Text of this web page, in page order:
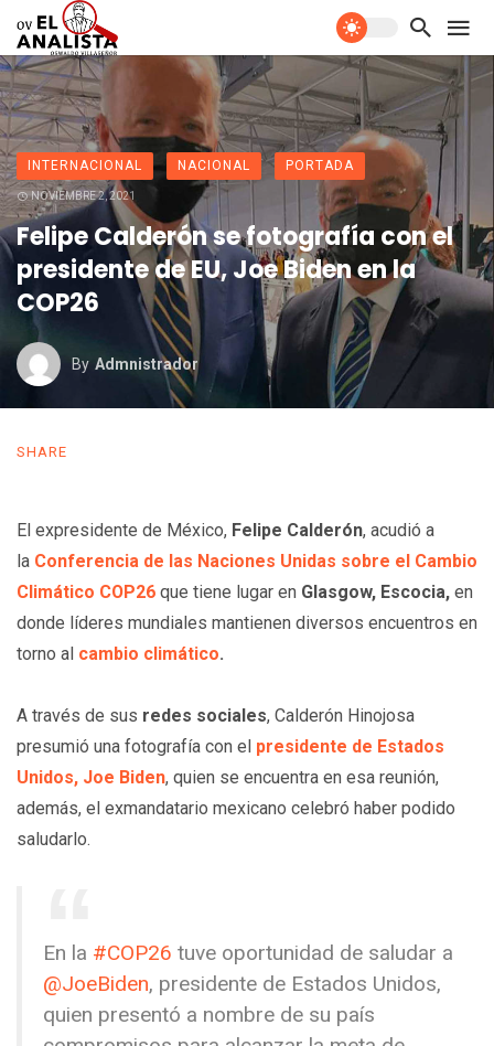
INTERNACIONAL NACIONAL PORTADA
NOVIEMBRE 2, 2021
Felipe Calderón se fotografía con el
presidente de EU, Joe Biden en la
COP26
By Admnistrador
SHARE
El expresidente de México, Felipe Calderón, acudió a
la Conferencia de las Naciones Unidas sobre el Cambio
Climático COP26 que tiene lugar en Glasgow, Escocia, en
donde líderes mundiales mantienen diversos encuentros en
torno al cambio climático.
A través de sus redes sociales, Calderón Hinojosa
presumió una fotografía con el presidente de Estados
Unidos, Joe Biden, quien se encuentra en esa reunión,
además, el exmandatario mexicano celebró haber podido
saludarlo.
En la #COP26 tuve oportunidad de saludar a
@JoeBiden⁩, presidente de Estados Unidos,
quien presentó a nombre de su país